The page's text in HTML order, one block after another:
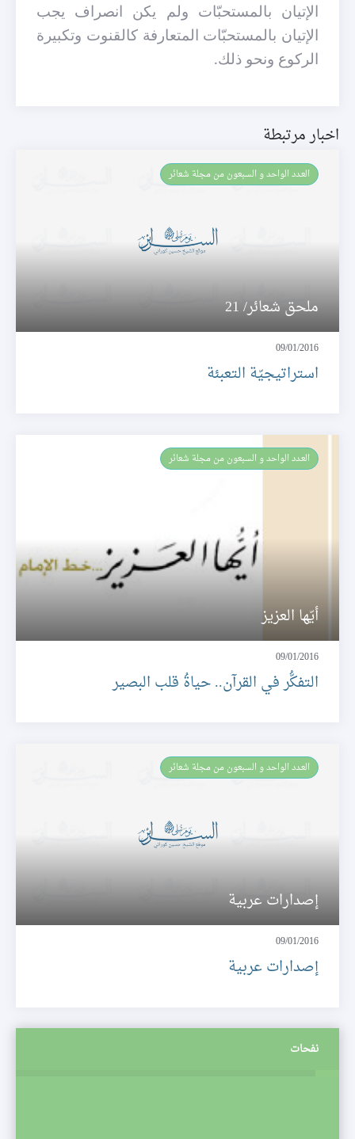
الإتيان بالمستحبّات ولم يكن انصراف يجب
الإتيان بالمستحبّات المتعارفة كالقنوت وتكبيرة
الركوع ونحو ذلك.
اخبار مرتبطة
العـدد الواحد و السبعون من مجلة شعائر
ملحق شعائر/ 21
09/01/2016
استراتيجيّة التعبئة
العـدد الواحد و السبعون من مجلة شعائر
أيّها العزيز
09/01/2016
التفكُّر في القرآن.. حياةُ قلب البصير
العـدد الواحد و السبعون من مجلة شعائر
إصدارات عربية
09/01/2016
إصدارات عربية
نفحات